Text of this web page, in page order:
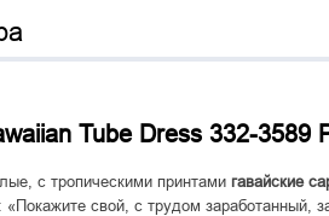
Tube Dress 332-3589
c тропическими принтами гавайские
«Покажите свой, с трудом заработанный,